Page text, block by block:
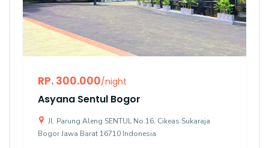
RP. 300.000/night
Asyana Sentul Bogor
Jl. Parung Aleng SENTUL No.16, Cikeas Sukaraja
Bogor Jawa Barat 16710 Indonesia